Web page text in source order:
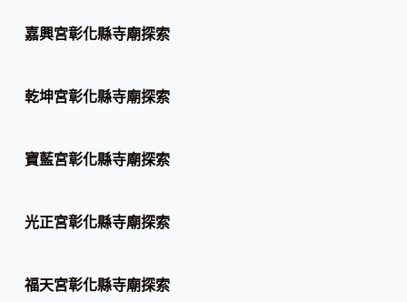
嘉興宮彰化縣寺廟探索
乾坤宮彰化縣寺廟探索
寶藍宮彰化縣寺廟探索
光正宮彰化縣寺廟探索
福天宮彰化縣寺廟探索